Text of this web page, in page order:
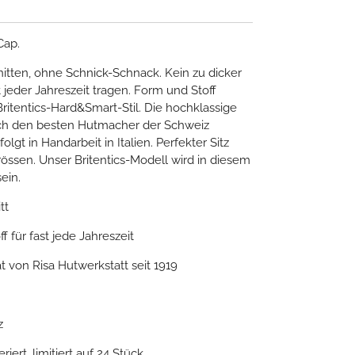
ohne Schnick-Schnack. Kein zu dicker
Jahreszeit tragen. Form und Stoff
Hard&Smart-Stil. Die hochklassige
den besten Hutmacher der Schweiz
in Handarbeit in Italien. Perfekter Sitz
Unser Britentics-Modell wird in diesem
für fast jede Jahreszeit
von Risa Hutwerkstatt seit 1919